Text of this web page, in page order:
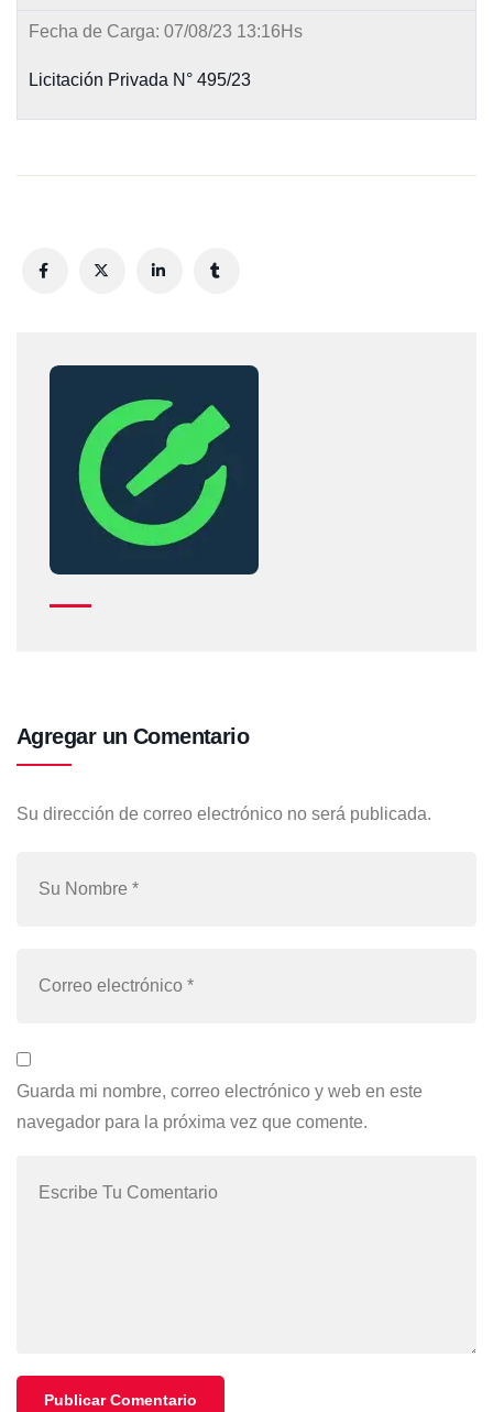
Fecha de Carga: 07/08/23 13:16Hs
Licitación Privada N° 495/23
Agregar un Comentario
Su dirección de correo electrónico no será publicada.
Guarda mi nombre, correo electrónico y web en este
navegador para la próxima vez que comente.